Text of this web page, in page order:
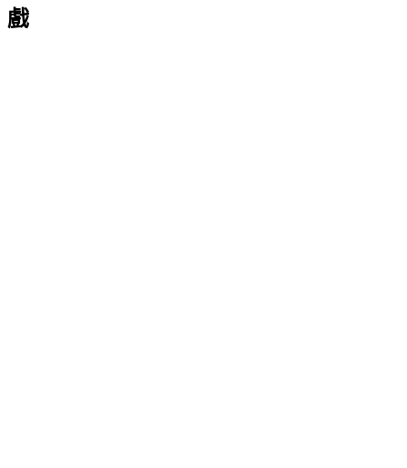
戲